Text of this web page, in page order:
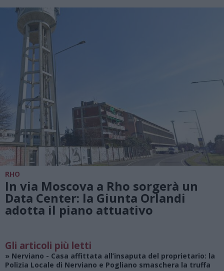
RHO
In via Moscova a Rho sorgerà un
Data Center: la Giunta Orlandi
adotta il piano attuativo
Gli articoli più letti
» Nerviano - Casa affittata all’insaputa del proprietario: la
Polizia Locale di Nerviano e Pogliano smaschera la truffa